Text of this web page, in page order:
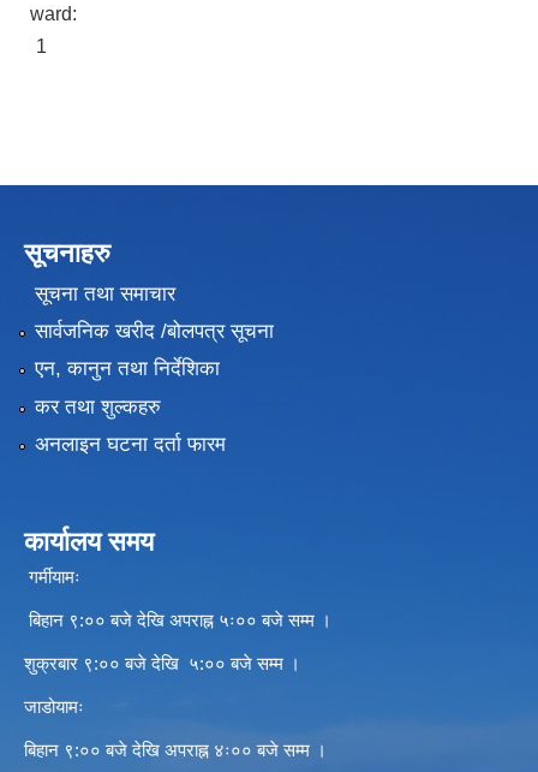
ward:
1
सूचनाहरु
सूचना तथा समाचार
सार्वजनिक खरीद /बोलपत्र सूचना
एन, कानुन तथा निर्देशिका
कर तथा शुल्कहरु
अनलाइन घटना दर्ता फारम
कार्यालय समय
गर्मीयामः
बिहान ९:०० बजे देखि अपराह्न ५ः०० बजे सम्म ।
शुक्रबार ९:०० बजे देखि ५:०० बजे सम्म ।
जाडोयामः
बिहान ९:०० बजे देखि अपराह्न ४ः०० बजे सम्म ।